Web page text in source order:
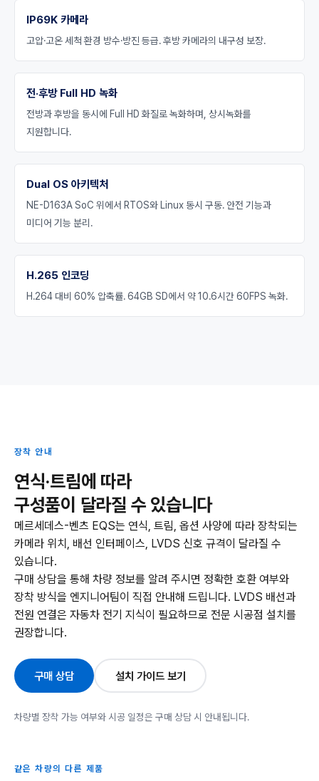
IP69K 카메라
고압·고온 세척 환경 방수·방진 등급. 후방 카메라의 내구성 보장.
전·후방 Full HD 녹화
전방과 후방을 동시에 Full HD 화질로 녹화하며, 상시녹화를
지원합니다.
Dual OS 아키텍처
NE-D163A SoC 위에서 RTOS와 Linux 동시 구동. 안전 기능과
미디어 기능 분리.
H.265 인코딩
H.264 대비 60% 압축률. 64GB SD에서 약 10.6시간 60FPS 녹화.
장착 안내
연식·트림에 따라
구성품이 달라질 수 있습니다
메르세데스-벤츠 EQS는 연식, 트림, 옵션 사양에 따라 장착되는
카메라 위치, 배선 인터페이스, LVDS 신호 규격이 달라질 수
있습니다.
구매 상담을 통해 차량 정보를 알려 주시면 정확한 호환 여부와
장착 방식을 엔지니어팀이 직접 안내해 드립니다. LVDS 배선과
전원 연결은 자동차 전기 지식이 필요하므로 전문 시공점 설치를
권장합니다.
구매 상담 설치 가이드 보기
차량별 장착 가능 여부와 시공 일정은 구매 상담 시 안내됩니다.
같은 차량의 다른 제품